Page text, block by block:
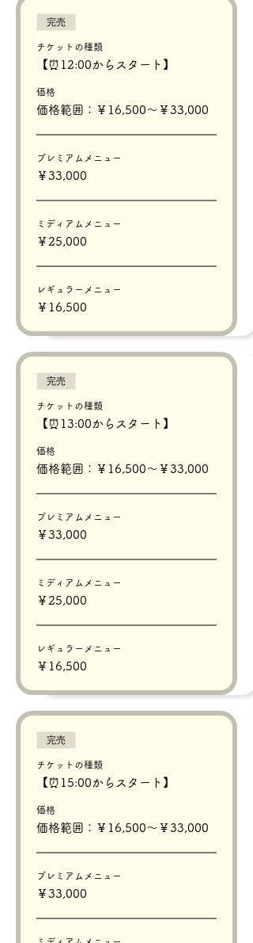
完売
チケットの種類
【⏰12:00からスタート】
価格
価格範囲：￥16,500〜￥33,000
プレミアムメニュー
￥33,000
ミディアムメニュー
￥25,000
レギュラーメニュー
￥16,500
完売
チケットの種類
【⏰13:00からスタート】
価格
価格範囲：￥16,500〜￥33,000
プレミアムメニュー
￥33,000
ミディアムメニュー
￥25,000
レギュラーメニュー
￥16,500
完売
チケットの種類
【⏰15:00からスタート】
価格
価格範囲：￥16,500〜￥33,000
プレミアムメニュー
￥33,000